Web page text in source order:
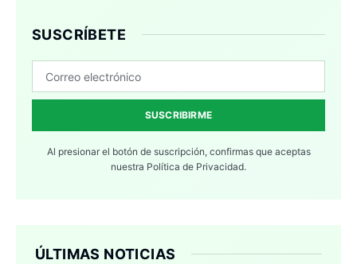
SUSCRÍBETE
SUSCRIBIRME
Al presionar el botón de suscripción, confirmas que aceptas
nuestra Política de Privacidad.
ÚLTIMAS NOTICIAS